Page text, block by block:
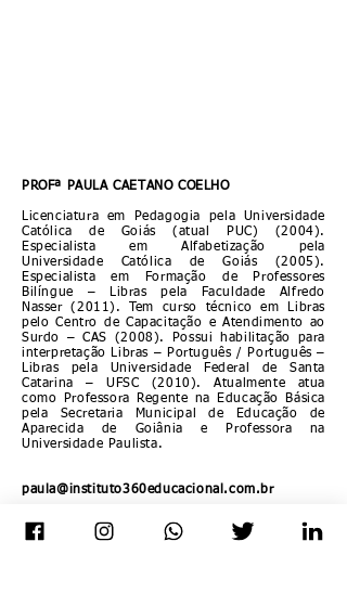
PROFª PAULA CAETANO COELHO
Licenciatura em Pedagogia pela Universidade
Católica de Goiás (atual PUC) (2004).
Especialista em Alfabetização pela
Universidade Católica de Goiás (2005).
Especialista em Formação de Professores
Bilíngue – Libras pela Faculdade Alfredo
Nasser (2011). Tem curso técnico em Libras
pelo Centro de Capacitação e Atendimento ao
Surdo – CAS (2008). Possui habilitação para
interpretação Libras – Português / Português –
Libras pela Universidade Federal de Santa
Catarina – UFSC (2010). Atualmente atua
como Professora Regente na Educação Básica
pela Secretaria Municipal de Educação de
Aparecida de Goiânia e Professora na
Universidade Paulista.
paula@instituto360educacional.com.br